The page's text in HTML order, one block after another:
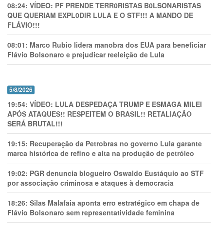
08:24: VÍDEO: PF PRENDE TERR0RlSTAS B0LSONARlSTAS
QUE QUERIAM EXPL0DlR LULA E O STF!!! A MANDO DE
FLÁVIO!!!
08:01: Marco Rubio lidera manobra dos EUA para beneficiar
Flávio Bolsonaro e prejudicar reeleição de Lula
5/8/2026
19:54: VÍDEO: LULA DESPEDAÇA TRUMP E ESMAGA MILEI
APÓS ATAQUES!! RESPEITEM O BRASIL!! RETALIAÇÃO
SERÁ BRUTAL!!!
19:15: Recuperação da Petrobras no governo Lula garante
marca histórica de refino e alta na produção de petróleo
19:02: PGR denuncia blogueiro Oswaldo Eustáquio ao STF
por associação criminosa e ataques à democracia
18:26: Silas Malafaia aponta erro estratégico em chapa de
Flávio Bolsonaro sem representatividade feminina